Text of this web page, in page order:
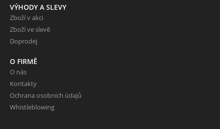
VÝHODY A SLEVY
Zboží v akci
Zboží ve slevě
Doprodej
O FIRMĚ
O nás
Kontakty
Ochrana osobních údajů
Whistleblowing